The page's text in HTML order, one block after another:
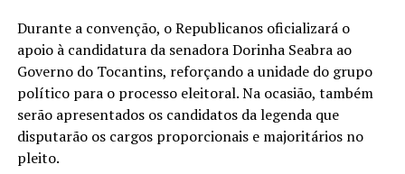
Durante a convenção, o Republicanos oficializará o
apoio à candidatura da senadora Dorinha Seabra ao
Governo do Tocantins, reforçando a unidade do grupo
político para o processo eleitoral. Na ocasião, também
serão apresentados os candidatos da legenda que
disputarão os cargos proporcionais e majoritários no
pleito.